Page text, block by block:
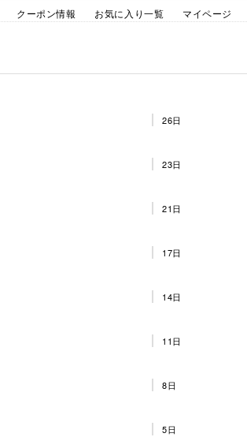
クーポン情報
お気に入り一覧 マイページ
26日
23日
21日
17日
14日
11日
8日
5日